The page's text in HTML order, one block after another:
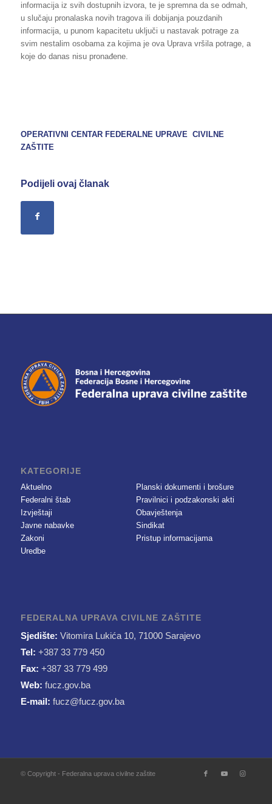
informacija iz svih dostupnih izvora, te je spremna da se odmah,
u slučaju pronalaska novih tragova ili dobijanja pouzdanih
informacija, u punom kapacitetu uključi u nastavak potrage za
svim nestalim osobama za kojima je ova Uprava vršila potrage, a
koje do danas nisu pronađene.
OPERATIVNI CENTAR FEDERALNE UPRAVE CIVILNE
ZAŠTITE
Podijeli ovaj članak
KATEGORIJE
Aktuelno
Federalni štab
Izvještaji
Javne nabavke
Zakoni
Uredbe
Planski dokumenti i brošure
Pravilnici i podzakonski akti
Obavještenja
Sindikat
Pristup informacijama
FEDERALNA UPRAVA CIVILNE ZAŠTITE
Sjedište: Vitomira Lukića 10, 71000 Sarajevo
Tel: +387 33 779 450
Fax: +387 33 779 499
Web: fucz.gov.ba
E-mail: fucz@fucz.gov.ba
© Copyright - Federalna uprava civilne zaštite